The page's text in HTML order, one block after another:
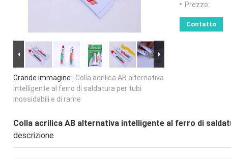
Grande immagine : Colla acrilica AB alternativa
intelligente al ferro di saldatura per tubi
inossidabili e di rame
Prezzo:
Contatto
Colla acrilica AB alternativa intelligente al ferro di
descrizione